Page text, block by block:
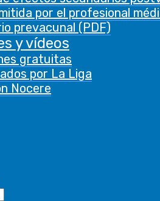
por el profesional
prevacunal (PDF)
y vídeos
gratuitas
por La Liga
Nocere
son absolutamente
el sitio web funcione
cookies garantizan
y características de
de forma anónima.
Duración